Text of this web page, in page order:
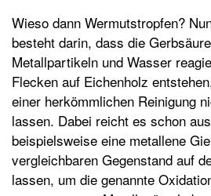
Wieso dann Wermutstropfen?
besteht darin, dass die
Metallpartikeln und Wasser
Flecken auf Eichenholz
einer herkömmlichen Reinigung
lassen. Dabei reicht es schon
beispielsweise eine metallene
vergleichbaren Gegenstand auf
lassen, um die genannte